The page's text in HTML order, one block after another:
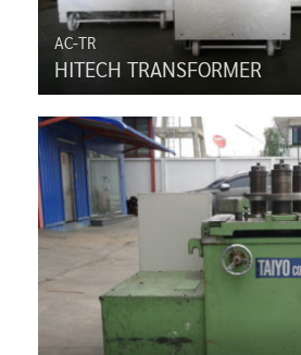
AC-TR
HITECH TRANSFORMER